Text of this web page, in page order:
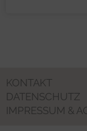
KONTAKT
DATENSCHUTZ
IMPRESSUM &